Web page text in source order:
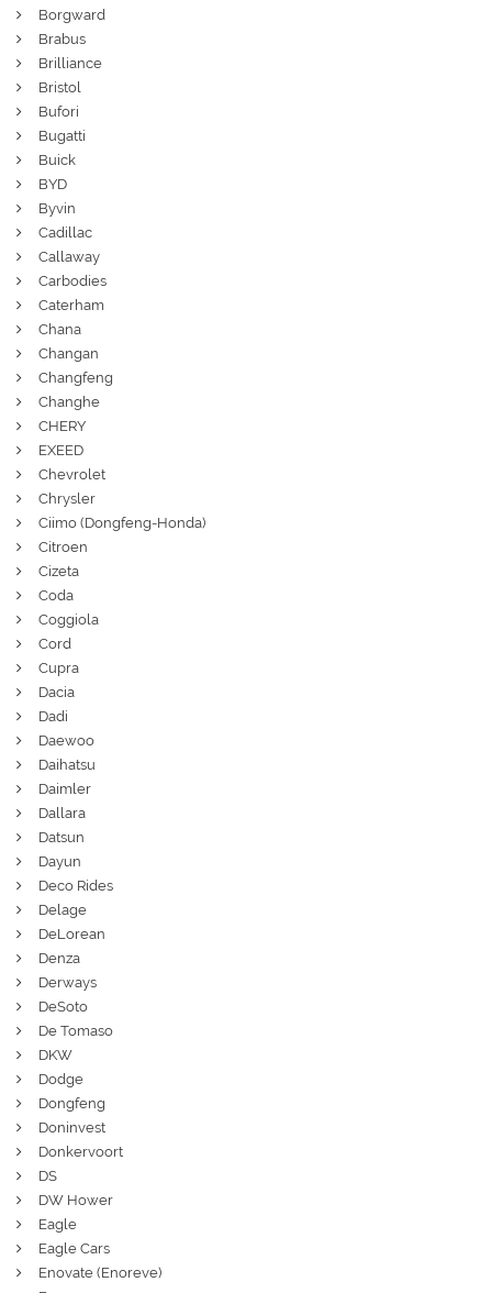
Borgward
Brabus
Brilliance
Bristol
Bufori
Bugatti
Buick
BYD
Byvin
Cadillac
Callaway
Carbodies
Caterham
Chana
Changan
Changfeng
Changhe
CHERY
EXEED
Chevrolet
Chrysler
Ciimo (Dongfeng-Honda)
Citroen
Cizeta
Coda
Coggiola
Cord
Cupra
Dacia
Dadi
Daewoo
Daihatsu
Daimler
Dallara
Datsun
Dayun
Deco Rides
Delage
DeLorean
Denza
Derways
DeSoto
De Tomaso
DKW
Dodge
Dongfeng
Doninvest
Donkervoort
DS
DW Hower
Eagle
Eagle Cars
Enovate (Enoreve)